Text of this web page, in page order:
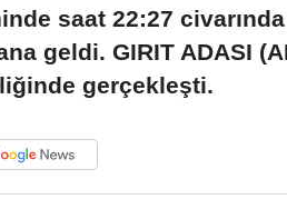
saat 22:27
geldi. GIRIT ADASI
gerçekleşti.